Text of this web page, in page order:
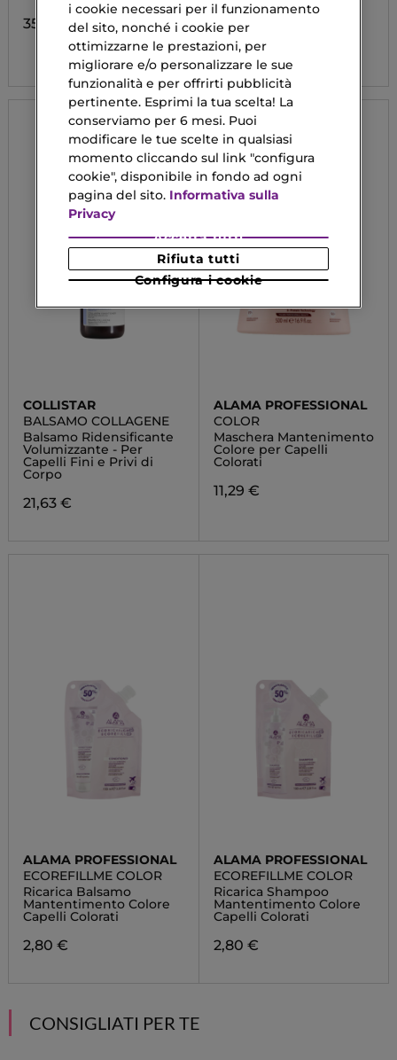
35,75 €
Mantenimento Colore
per Capelli Colorati
5,95 €
COLLISTAR
BALSAMO COLLAGENE
Balsamo Ridensificante
Volumizzante - Per
Capelli Fini e Privi di
Corpo
21,63 €
ALAMA PROFESSIONAL
COLOR
Maschera Mantenimento
Colore per Capelli
Colorati
11,29 €
ALAMA PROFESSIONAL
ECOREFILLME COLOR
Ricarica Balsamo
Mantentimento Colore
Capelli Colorati
2,80 €
ALAMA PROFESSIONAL
ECOREFILLME COLOR
Ricarica Shampoo
Mantentimento Colore
Capelli Colorati
2,80 €
CONSIGLIATI PER TE
i cookie necessari per il funzionamento
del sito, nonché i cookie per
ottimizzarne le prestazioni, per
migliorare e/o personalizzare le sue
funzionalità e per offrirti pubblicità
pertinente. Esprimi la tua scelta! La
conserviamo per 6 mesi. Puoi
modificare le tue scelte in qualsiasi
momento cliccando sul link "configura
cookie", disponibile in fondo ad ogni
pagina del sito. Informativa sulla
Privacy
Configura i cookie
Rifiuta tutti
Accetta tutti